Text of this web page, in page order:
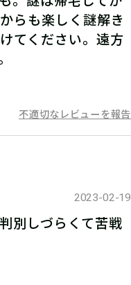
【出てきた答
ンターポイン
らも楽しく謎解き
てください。遠方
不適切なレビューを報告
2023-02-19
別しづらくて苦戦